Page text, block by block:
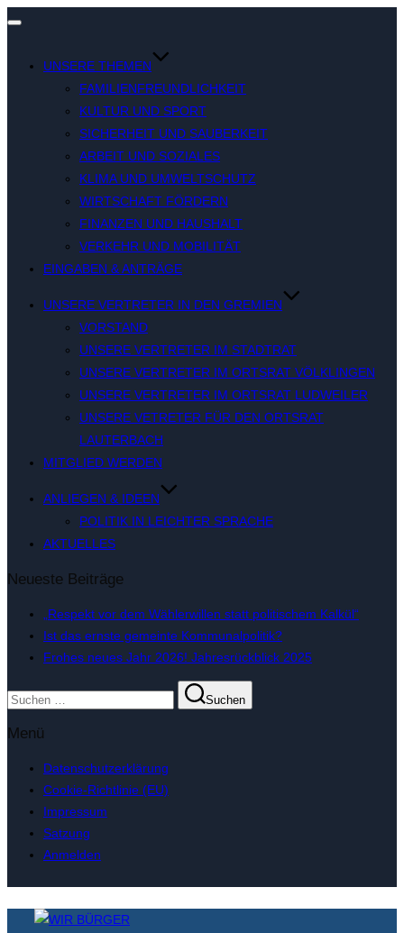
Navigation
UNSERE THEMEN
FAMILIENFREUNDLICHKEIT
KULTUR UND SPORT
SICHERHEIT UND SAUBERKEIT
ARBEIT UND SOZIALES
KLIMA UND UMWELTSCHUTZ
WIRTSCHAFT FÖRDERN
FINANZEN UND HAUSHALT
VERKEHR UND MOBILITÄT
EINGABEN & ANTRÄGE
UNSERE VERTRETER IN DEN GREMIEN
VORSTAND
UNSERE VERTRETER IM STADTRAT
UNSERE VERTRETER IM ORTSRAT VÖLKLINGEN
UNSERE VERTRETER IM ORTSRAT LUDWEILER
UNSERE VETRETER FÜR DEN ORTSRAT
LAUTERBACH
MITGLIED WERDEN
ANLIEGEN & IDEEN
POLITIK IN LEICHTER SPRACHE
AKTUELLES
Neueste Beiträge
„Respekt vor dem Wählerwillen statt politischem Kalkül“
Ist das ernste gemeinte Kommunalpolitik?
Frohes neues Jahr 2026! Jahresrückblick 2025
Suchen
nach:
Suchen
Menü
Datenschutzerklärung
Cookie-Richtlinie (EU)
Impressum
Satzung
Anmelden